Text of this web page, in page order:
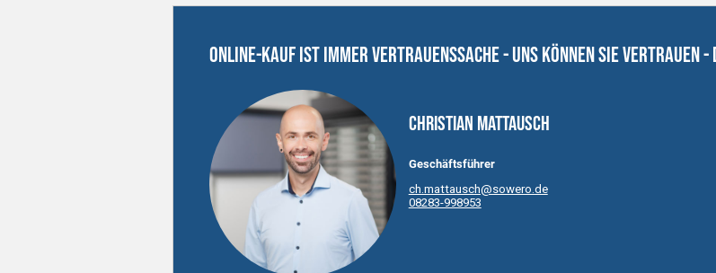
Online-Kauf ist immer Vertrauenssache - uns können Sie Vertrauen -
Christian Mattausch
Geschäftsführer
ch.mattausch@sowero.de
08283-998953